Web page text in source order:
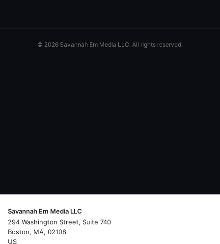
© 2026 Savannah Em Media LLC. All rights reserved.
Savannah Em Media LLC
294 Washington Street, Suite 740
Boston, MA, 02108
US